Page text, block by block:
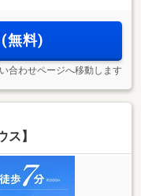
無料)
合わせページへ移動します
】